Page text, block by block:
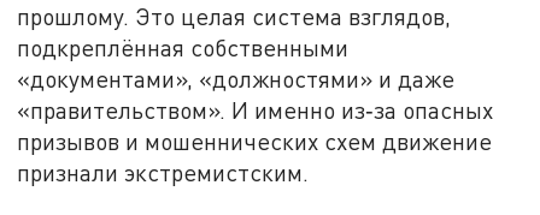
прошлому. Это целая система взглядов,
подкреплённая собственными
«документами», «должностями» и даже
«правительством». И именно из‑за опасных
призывов и мошеннических схем движение
признали экстремистским.